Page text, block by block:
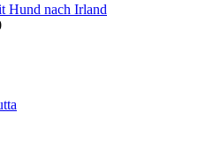
Hund nach Irland